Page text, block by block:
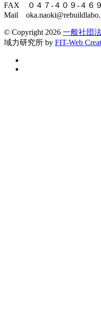
FAX ０４７-４０９-４６
Mail
© Copyright 2026 一般社団
域力研究所 by FIT-Web